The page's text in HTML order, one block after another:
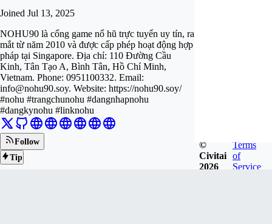
Joined Jul 13, 2025
NOHU90 là cổng game nổ hũ trực tuyến uy tín, ra
mắt từ năm 2010 và được cấp phép hoạt động hợp
pháp tại Singapore. Địa chỉ: 110 Đường Cầu
Kinh, Tân Tạo A, Bình Tân, Hồ Chí Minh,
Vietnam. Phone: 0951100332. Email:
info@nohu90.soy. Website: https://nohu90.soy/
#nohu #trangchunohu #dangnhapnohu
#dangkynohu #linknohu
Follow
Tip
©
Civitai
2026
Terms
of
Service